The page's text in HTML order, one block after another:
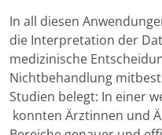
In all diesen
die Interpretation der
medizinische
Nichtbehandlung
Studien belegt: In einer
konnten Ärztinnen und